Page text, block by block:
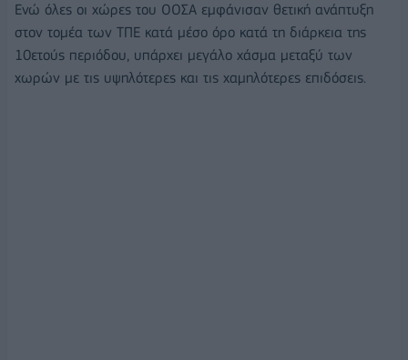
Ενώ όλες οι χώρες του ΟΟΣΑ εμφάνισαν θετική ανάπτυξη
στον τομέα των ΤΠΕ κατά μέσο όρο κατά τη διάρκεια της
10ετούς περιόδου, υπάρχει μεγάλο χάσμα μεταξύ των
χωρών με τις υψηλότερες και τις χαμηλότερες επιδόσεις.